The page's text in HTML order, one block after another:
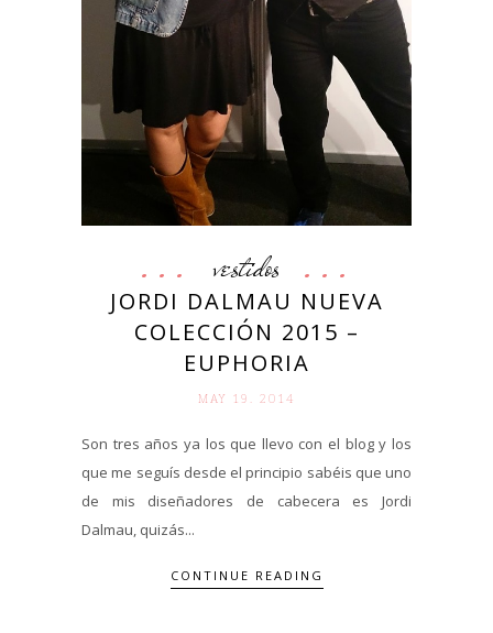
vestidos
JORDI DALMAU NUEVA
COLECCIÓN 2015 –
EUPHORIA
MAY 19. 2014
Son tres años ya los que llevo con el blog y los
que me seguís desde el principio sabéis que uno
de mis diseñadores de cabecera es Jordi
Dalmau, quizás...
CONTINUE READING